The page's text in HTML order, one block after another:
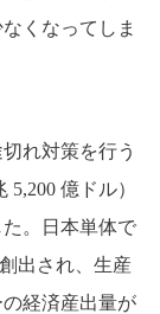
くなってしま
れ対策を行う
億ドル）
。日本単体で
出され、生産
経済産出量が